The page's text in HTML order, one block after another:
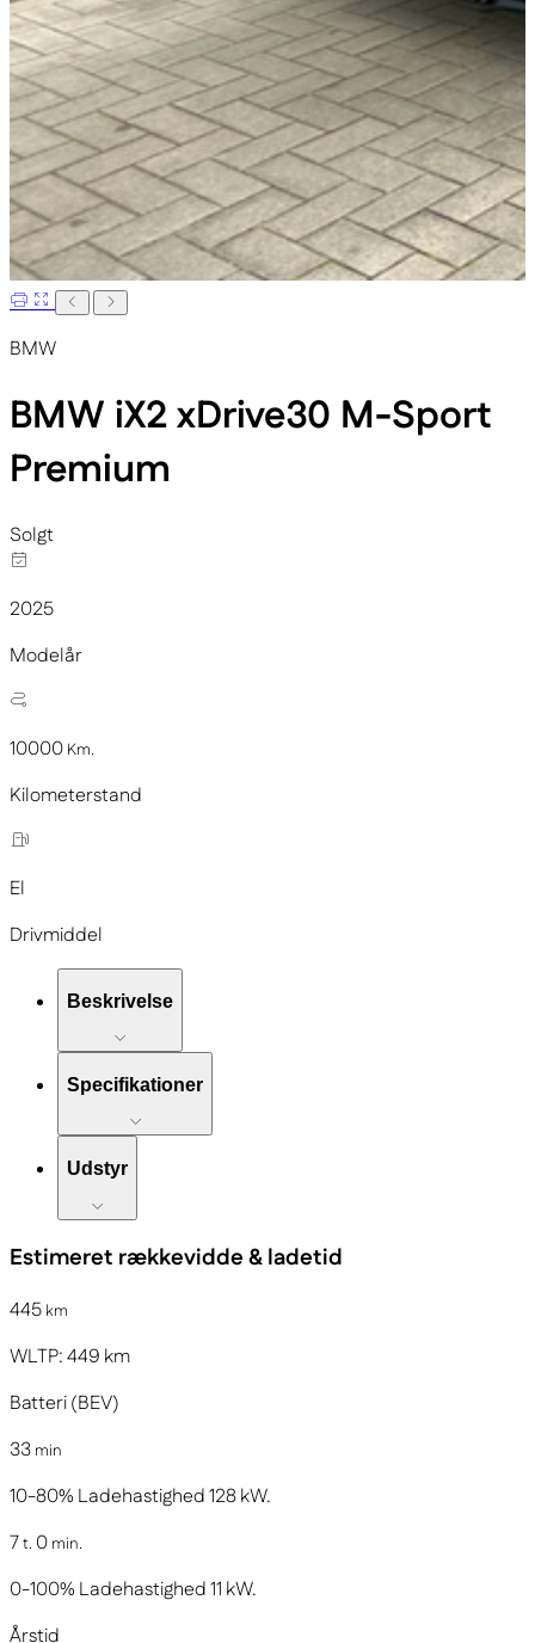
BMW
BMW iX2xDrive30 M-Sport
Premium
Solgt
2025
Modelår
10000 Km.
Kilometerstand
El
Drivmiddel
Beskrivelse
Specifikationer
Udstyr
Estimeret rækkevidde & ladetid
445 km
WLTP:449 km
Batteri (BEV)
33 min
10-80% Ladehastighed128kW.
7t. 0 min.
0-100% Ladehastighed11 kW.
Årstid